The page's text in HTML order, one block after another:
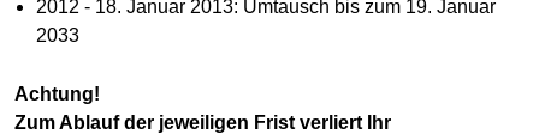
2012 - 18. Januar 2013: Umtausch bis zum 19. Januar
2033
Achtung!
Zum Ablauf der jeweiligen Frist verliert Ihr